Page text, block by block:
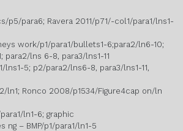
p5/para6; Ravera 2011/p71/-col1/para1/lns1-
work/p1/para1/bullets1-6;para2/ln6-10;
para2/lns 6-8, para3/lns1-11
lns1-5; p2/para2/lns6-8, para3/lns1-11,
ln1; Ronco 2008/p1534/Figure4cap on/ln
ln1-6; graphic
ng – BMP/p1/para1/ln1-5